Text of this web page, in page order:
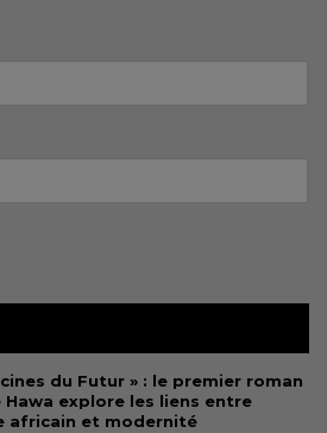
du Futur » : le premier roman
Hawa explore les liens entre
africain et modernité